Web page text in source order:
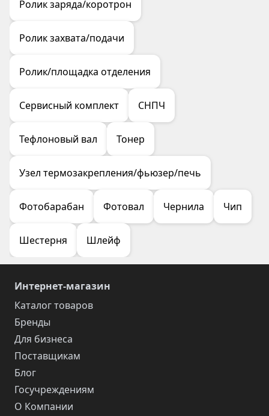
Ролик заряда/коротрон
Ролик захвата/подачи
Ролик/площадка отделения
Сервисный комплект СНПЧ
Тефлоновый вал Тонер
Узел термозакрепления/фьюзер/печь
Фотобарабан Фотовал Чернила Чип
Шестерня Шлейф
Интернет-магазин
Каталог товаров
Бренды
Для бизнеса
Поставщикам
Блог
Госучреждениям
О Компании